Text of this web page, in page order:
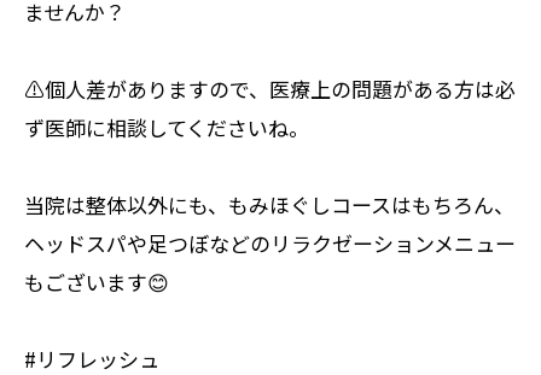
ませんか？
⚠️個人差がありますので、医療上の問題がある方は必
ず医師に相談してくださいね。
当院は整体以外にも、もみほぐしコースはもちろん、
ヘッドスパや足つぼなどのリラクゼーションメニュー
もございます😊
#リフレッシュ